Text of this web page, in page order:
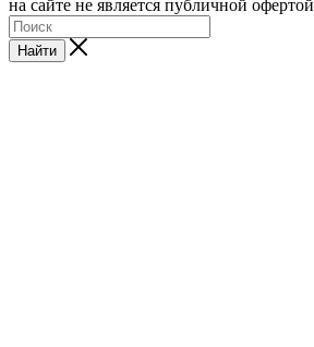
на сайте не является публичной офертой
Найти